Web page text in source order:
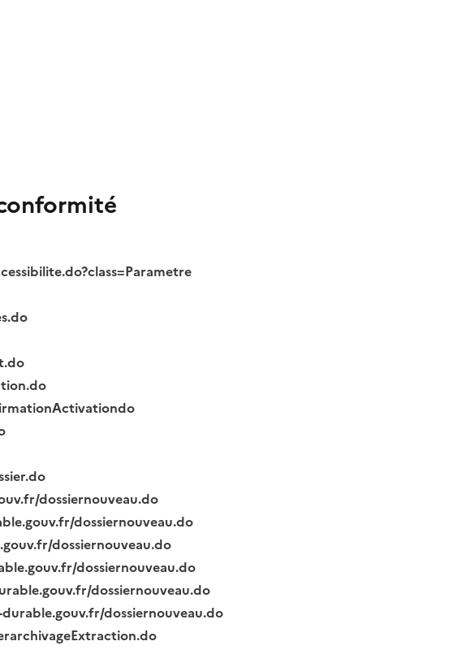
dossiernouveau.do
dossiernouveau.do
dossiernouveau.do
dossiernouveau.do
dossiernouveau.do
dossiernouveau.do